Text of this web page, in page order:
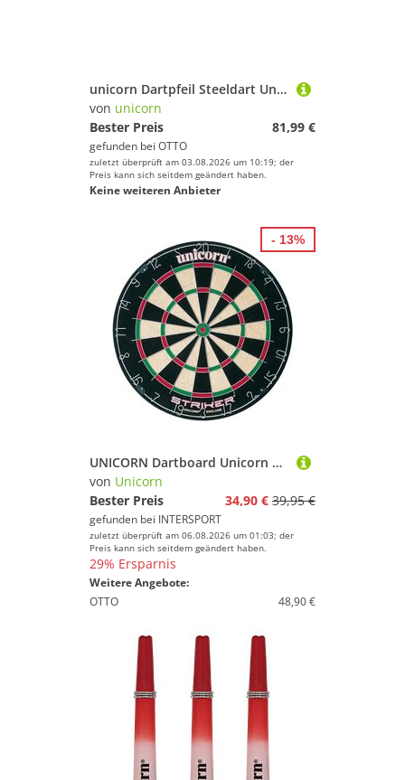
unicorn Dartpfeil Steeldart Unicorn,Contender Aden Kirk, 90% Tungsten, 22g, Silber
von unicorn
Bester Preis
81,99 €
gefunden bei OTTO
zuletzt überprüft am 03.08.2026 um 10:19; der
Preis kann sich seitdem geändert haben.
Keine weiteren Anbieter
UNICORN Dartboard Unicorn Striker Bristle Board
von Unicorn
Bester Preis
34,90 € 39,95 €
gefunden bei INTERSPORT
zuletzt überprüft am 06.08.2026 um 01:03; der
Preis kann sich seitdem geändert haben.
29% Ersparnis
Weitere Angebote:
OTTO
48,90 €
- 13%